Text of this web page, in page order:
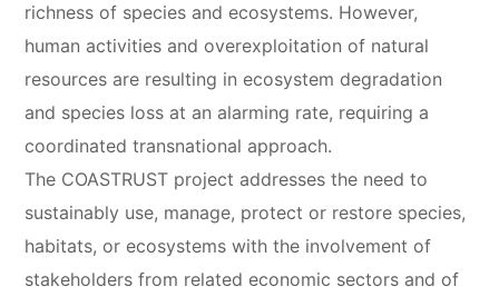
richness of species and ecosystems. However,
human activities and overexploitation of natural
resources are resulting in ecosystem degradation
and species loss at an alarming rate, requiring a
coordinated transnational approach.
The COASTRUST project addresses the need to
sustainably use, manage, protect or restore species,
habitats, or ecosystems with the involvement of
stakeholders from related economic sectors and of